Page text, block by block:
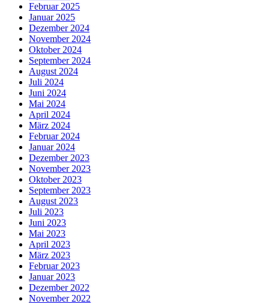
Februar 2025
Januar 2025
Dezember 2024
November 2024
Oktober 2024
September 2024
August 2024
Juli 2024
Juni 2024
Mai 2024
April 2024
März 2024
Februar 2024
Januar 2024
Dezember 2023
November 2023
Oktober 2023
September 2023
August 2023
Juli 2023
Juni 2023
Mai 2023
April 2023
März 2023
Februar 2023
Januar 2023
Dezember 2022
November 2022